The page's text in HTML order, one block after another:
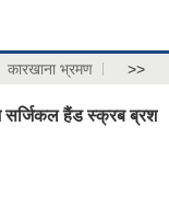
कारखाना भ्रमण >>
हैंड स्क्रब ब्रश